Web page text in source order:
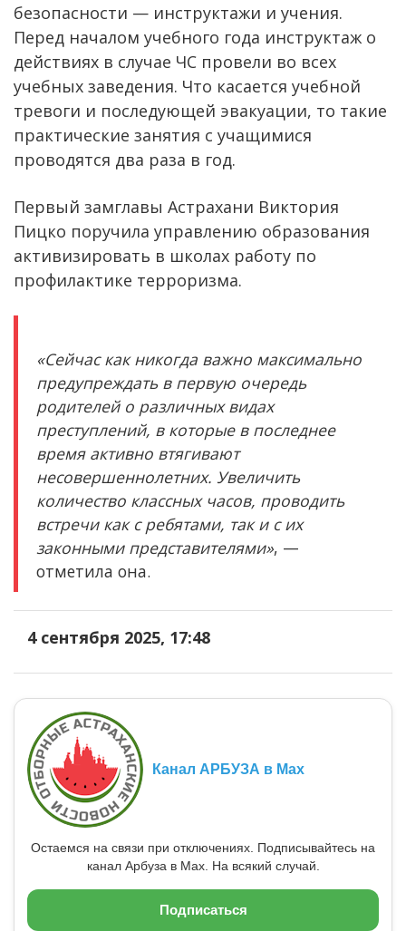
безопасности — инструктажи и учения.
Перед началом учебного года инструктаж о
действиях в случае ЧС провели во всех
учебных заведения. Что касается учебной
тревоги и последующей эвакуации, то такие
практические занятия с учащимися
проводятся два раза в год.
Первый замглавы Астрахани Виктория
Пицко поручила управлению образования
активизировать в школах работу по
профилактике терроризма.
«Сейчас как никогда важно максимально
предупреждать в первую очередь
родителей о различных видах
преступлений, в которые в последнее
время активно втягивают
несовершеннолетних. Увеличить
количество классных часов, проводить
встречи как с ребятами, так и с их
законными представителями», —
отметила она.
4 сентября 2025, 17:48
Канал АРБУЗА в Max
Остаемся на связи при отключениях. Подписывайтесь на
канал Арбуза в Max. На всякий случай.
Подписаться